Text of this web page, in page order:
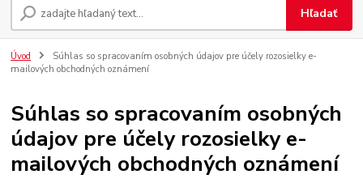
Hľadať
Úvod
Súhlas so spracovaním osobných údajov pre účely rozosielky e-
mailových obchodných oznámení
Súhlas so spracovaním osobných
údajov pre účely rozosielky e-
mailových obchodných oznámení